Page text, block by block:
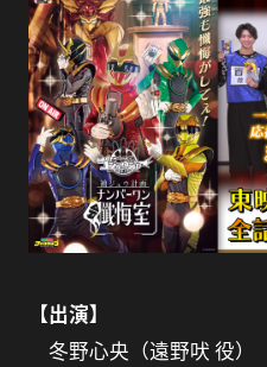
【出演】
冬野心央（遠野吠 役）